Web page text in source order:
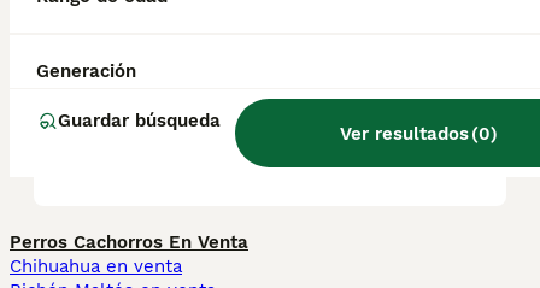
Generación
Guardar búsqueda
Ver resultados(0)
¿Qué es un perro Puli?
¿Qué tamaño tiene un Puli?
Perros Cachorros En Venta
Chihuahua en venta